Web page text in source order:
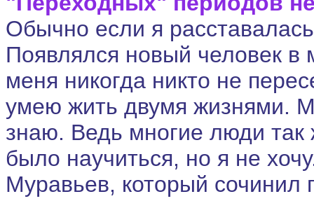
Обычно если я
Появлялся новый человек
меня никогда никто не
умею жить двумя жизнями.
знаю. Ведь многие люди
было научиться, но я не
Муравьев, который